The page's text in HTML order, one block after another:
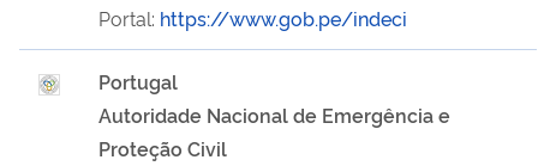
Portal: https://www.gob.pe/indeci
Portugal
Autoridade Nacional de Emergência e
Proteção Civil